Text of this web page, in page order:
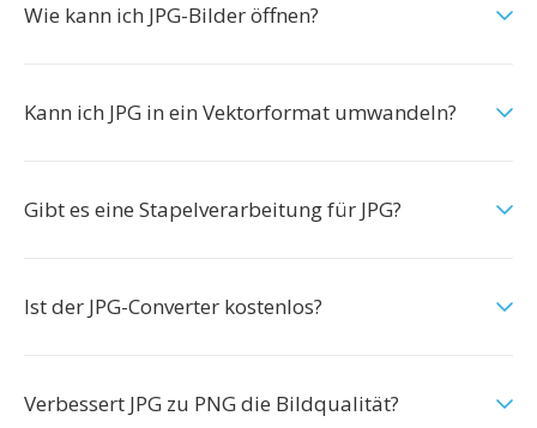
Wie kann ich JPG-Bilder öffnen?
Kann ich JPG in ein Vektorformat umwandeln?
Gibt es eine Stapelverarbeitung für JPG?
Ist der JPG-Converter kostenlos?
Verbessert JPG zu PNG die Bildqualität?